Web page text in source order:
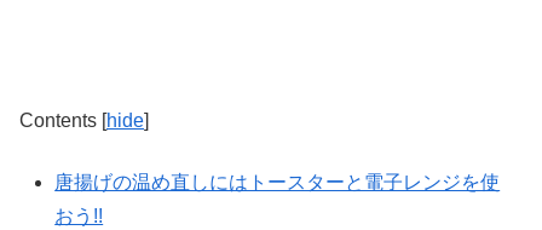
Contents [hide]
唐揚げの温め直しにはトースターと電子レンジを使
おう!!